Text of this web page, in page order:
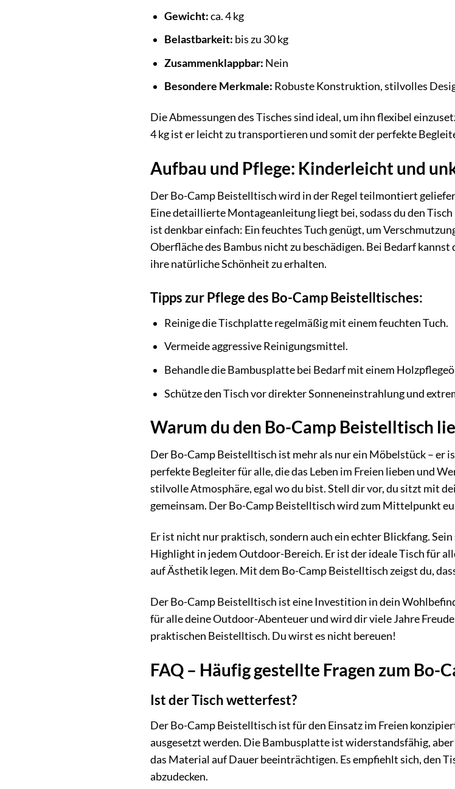
Gewicht:ca. 4 kg
Belastbarkeit: bis zu 30 kg
Zusammenklappbar: Nein
Besondere Merkmale: Robuste Konstruktion, stilvolles
Die Abmessungen des Tisches sind ideal, um ihn flexibel
4 kg ist er leicht zu transportieren und somit der perfekte
Aufbau und Pflege: Kinderleicht und
Der Bo-Camp Beistelltisch wird in der Regel teilmontiert
Eine detaillierte Montageanleitung liegt bei, sodass du den
ist denkbar einfach: Ein feuchtes Tuch genügt, um
Oberfläche des Bambus nicht zu beschädigen. Bei Bedarf
ihre natürliche Schönheit zu erhalten.
Tipps zur Pflege des Bo-Camp Beistelltisches:
Reinige die Tischplatte regelmäßig mit einem feuchten Tuch.
Vermeide aggressive Reinigungsmittel.
Behandle die Bambusplatte bei Bedarf mit einem
Schütze den Tisch vor direkter Sonneneinstrahlung und
Warum du den Bo-Camp Beistelltisch
Der Bo-Camp Beistelltisch ist mehr als nur ein Möbelstück –
perfekte Begleiter für alle, die das Leben im Freien lieben und
stilvolle Atmosphäre, egal wo du bist. Stell dir vor, du sitzt mit
gemeinsam. Der Bo-Camp Beistelltisch wird zum Mittelpunkt
Er ist nicht nur praktisch, sondern auch ein echter Blickfang.
Highlight in jedem Outdoor-Bereich. Er ist der ideale Tisch für
auf Ästhetik legen. Mit dem Bo-Camp Beistelltisch zeigst du,
Der Bo-Camp Beistelltisch ist eine Investition in dein
für alle deine Outdoor-Abenteuer und wird dir viele Jahre
praktischen Beistelltisch. Du wirst es nicht bereuen!
FAQ – Häufig gestellte Fragen zum Bo-
Ist der Tisch wetterfest?
Der Bo-Camp Beistelltisch ist für den Einsatz im Freien
ausgesetzt werden. Die Bambusplatte ist widerstandsfähig,
das Material auf Dauer beeinträchtigen. Es empfiehlt sich, den
abzudecken.